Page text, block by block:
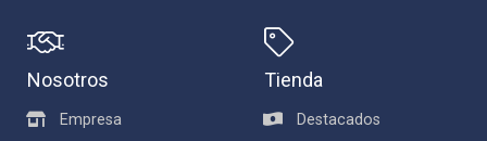
Nosotros
Empresa
Tienda
Destacados